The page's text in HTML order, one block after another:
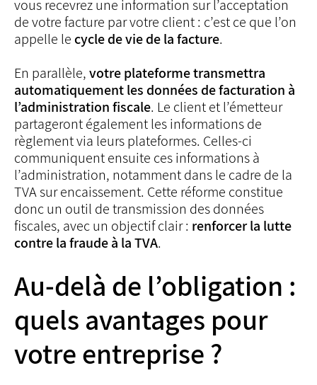
vous recevrez une information sur l’acceptation
de votre facture par votre client : c’est ce que l’on
appelle le cycle de vie de la facture.
En parallèle,votre plateforme transmettra
automatiquement les données de facturation à
l’administration fiscale. Le client et l’émetteur
partageront également les informations de
règlement via leurs plateformes. Celles-ci
communiquent ensuite ces informations à
l’administration, notamment dans le cadre de la
TVA sur encaissement. Cette réforme constitue
donc un outil de transmission des données
fiscales, avec un objectif clair : renforcer la lutte
contre la fraude à la TVA.
Au-delà de l’obligation :
quels avantages pour
votre entreprise ?